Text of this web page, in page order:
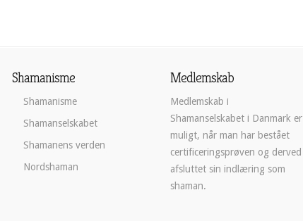
Shamanisme
Shamanisme
Shamanselskabet
Shamanens verden
Nordshaman
Medlemskab
Medlemskab i
Shamanselskabet i Danmark er
muligt, når man har bestået
certificeringsprøven og derved
afsluttet sin indlæring som
shaman.